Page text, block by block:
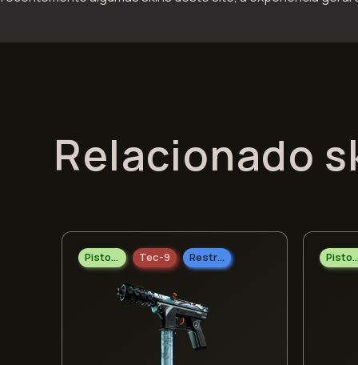
Relacionado
Pistolas Tec-9 Restrito Pistolas